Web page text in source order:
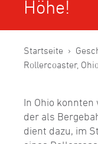
Höhe!
Startseite
Rollercoaster,
In Ohio
der als
dient dazu, im